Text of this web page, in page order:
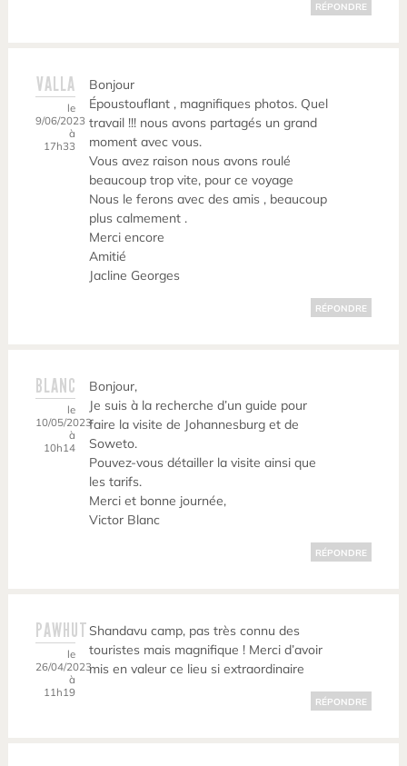
RÉPONDRE
VALLA
le
9/06/2023
à
17h33
Bonjour
Époustouflant , magnifiques photos. Quel
travail !!! nous avons partagés un grand
moment avec vous.
Vous avez raison nous avons roulé
beaucoup trop vite, pour ce voyage
Nous le ferons avec des amis , beaucoup
plus calmement .
Merci encore
Amitié
Jacline Georges
RÉPONDRE
BLANC
le
10/05/2023
à
10h14
Bonjour,
Je suis à la recherche d’un guide pour
faire la visite de Johannesburg et de
Soweto.
Pouvez-vous détailler la visite ainsi que
les tarifs.
Merci et bonne journée,
Victor Blanc
RÉPONDRE
PAWHUT
le
26/04/2023
à
11h19
Shandavu camp, pas très connu des
touristes mais magnifique ! Merci d’avoir
mis en valeur ce lieu si extraordinaire
RÉPONDRE